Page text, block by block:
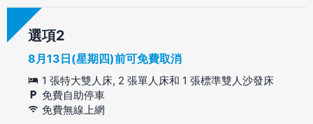
選項
8月13日(星期四)前可免費取消
1 張特大雙人床, 2 張單人床和 1 張標準雙人沙發床
免費自助停車
免費無線上網